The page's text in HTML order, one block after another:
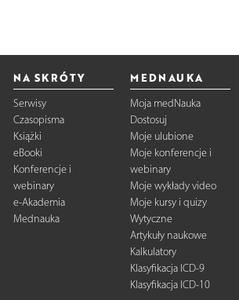
NA SKRÓTY
Serwisy
Czasopisma
Książki
eBooki
Konferencje i
webinary
e-Akademia
Mednauka
MEDNAUKA
Moja medNauka
Dostosuj
Moje ulubione
Moje konferencje i
webinary
Moje wykłady video
Moje kursy i quizy
Wytyczne
Artykuły naukowe
Kalkulatory
Klasyfikacja ICD-9
Klasyfikacja ICD-10